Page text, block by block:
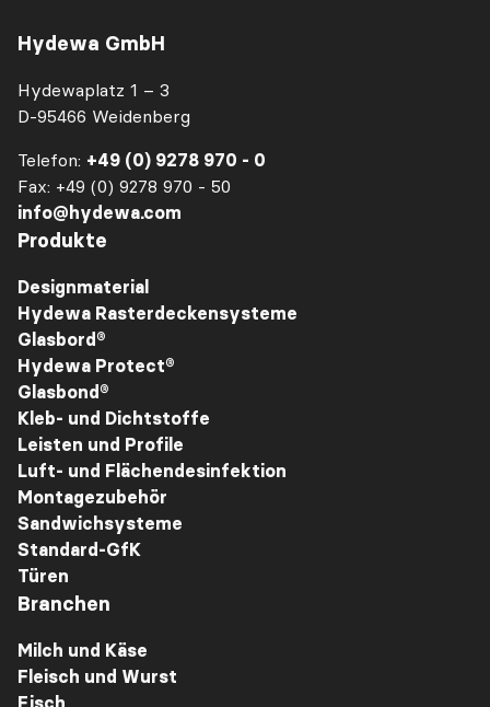
Hydewa GmbH
Hydewaplatz 1 – 3
D-95466 Weidenberg
Telefon: +49 (0) 9278 970 - 0
Fax: +49 (0) 9278 970 - 50
info@hydewa.com
Produkte
Designmaterial
Hydewa Rasterdeckensysteme
Glasbord®
Hydewa Protect®
Glasbond®
Kleb- und Dichtstoffe
Leisten und Profile
Luft- und Flächendesinfektion
Montagezubehör
Sandwichsysteme
Standard-GfK
Türen
Branchen
Milch und Käse
Fleisch und Wurst
Fisch